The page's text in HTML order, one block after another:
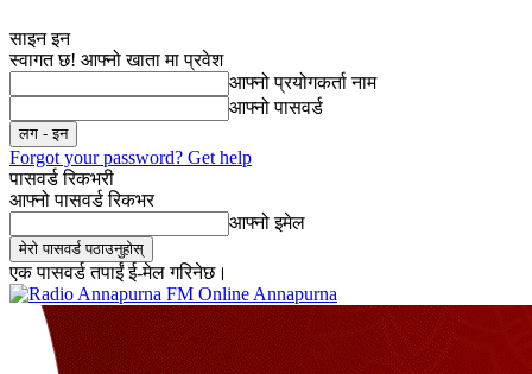
साइन इन
स्वागत छ! आफ्नो खाता मा प्रवेश
आफ्नो प्रयोगकर्ता नाम
आफ्नो पासवर्ड
Forgot your password? Get help
पासवर्ड रिकभरी
आफ्नो पासवर्ड रिकभर
आफ्नो इमेल
एक पासवर्ड तपाईं ई-मेल गरिनेछ।
Online Annapurna